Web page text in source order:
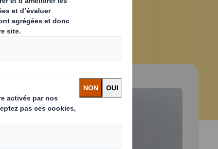
and next buttons to move between slides. Only